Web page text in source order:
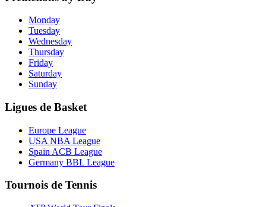
Monday
Tuesday
Wednesday
Thursday
Friday
Saturday
Sunday
Ligues de Basket
Europe League
USA NBA League
Spain ACB League
Germany BBL League
Tournois de Tennis